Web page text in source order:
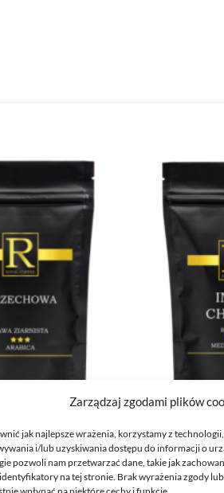
Zarządzaj zgodami plików
jak najlepsze wrażenia, korzystamy z
i/lub uzyskiwania dostępu do informacji o
pozwoli nam przetwarzać dane, takie jak
na tej stronie. Brak wyrażenia zgody
100G
KAWA ZIARNISTA
100G
25,29zł
DODAJ DO KOSZYKA